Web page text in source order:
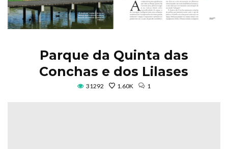
Parque da Quinta das
Conchas e dos Lilases
31292 1.60K 1